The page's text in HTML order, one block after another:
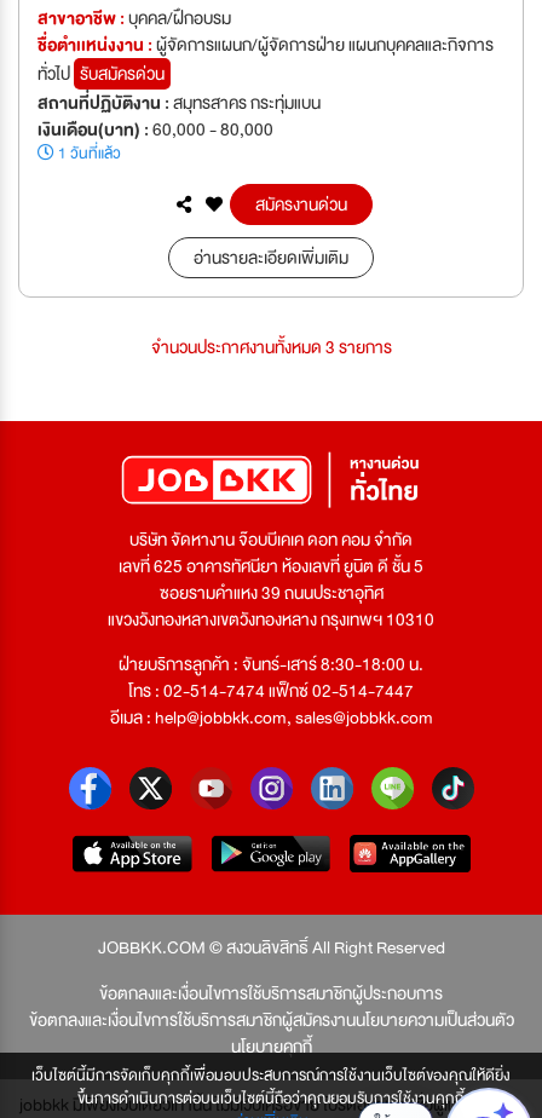
เว็บไซต์นี้มีการจัดเก็บคุกกี้เพื่อมอบประสบการณ์การใช้งานเว็บไซต์ของคุณให้ดียิ่ง
ขึ้นการดำเนินการต่อบนเว็บไซต์นี้ถือว่าคุณยอมรับการใช้งานคุกกี้
สาขาอาชีพ :บุคคล/ฝึกอบรม
ชื่อตำเเหน่งงาน :ผู้จัดการแผนก/ผู้จัดการฝ่าย แผนกบุคคลและกิจการ
ทั่วไป รับสมัครด่วน
สถานที่ปฏิบัติงาน :สมุทรสาคร กระทุ่มแบน
เงินเดือน(บาท) :60,000 - 80,000
1 วันที่แล้ว
สมัครงานด่วน
อ่านรายละเอียดเพิ่มเติม
จำนวนประกาศงานทั้งหมด 3 รายการ
บริษัท จัดหางาน จ๊อบบีเคเค ดอท คอม จำกัด
เลขที่ 625 อาคารทัศนียา ห้องเลขที่ ยูนิต ดี ชั้น 5
ซอยรามคำแหง 39 ถนนประชาอุทิศ
แขวงวังทองหลางเขตวังทองหลาง กรุงเทพฯ 10310
ฝ่ายบริการลูกค้า : จันทร์-เสาร์ 8:30-18:00 น.
โทร : 02-514-7474 แฟ็กซ์ 02-514-7447
อีเมล :help@jobbkk.com,sales@jobbkk.com
JOBBKK.COM © สงวนลิขสิทธิ์ All Right Reserved
ข้อตกลงและเงื่อนไขการใช้บริการสมาชิกผู้ประกอบการ
ข้อตกลงและเงื่อนไขการใช้บริการสมาชิกผู้สมัครงานนโยบายความเป็นส่วนตัว
นโยบายคุกกี้
jobbkk มีเพียงเว็บเดียวเท่านั้น ไม่มีเว็บเครือข่าย โปรดอย่าหลงเชื่อผู้แอบอ้าง และ